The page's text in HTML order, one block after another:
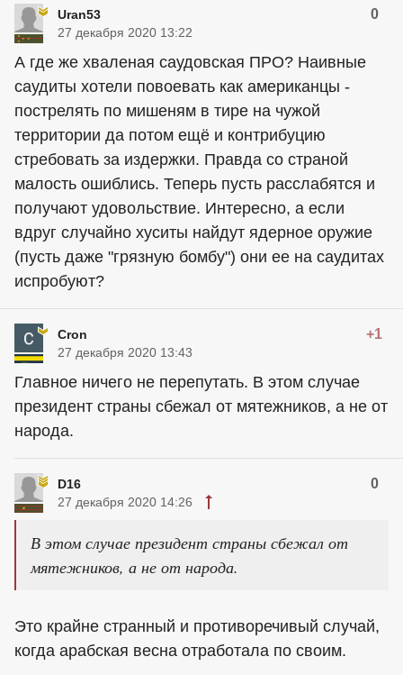
Uran53 0
27 декабря 2020 13:22
А где же хваленая саудовская ПРО? Наивные
саудиты хотели повоевать как американцы -
пострелять по мишеням в тире на чужой
территории да потом ещё и контрибуцию
стребовать за издержки. Правда со страной
малость ошиблись. Теперь пусть расслабятся и
получают удовольствие. Интересно, а если
вдруг случайно хуситы найдут ядерное оружие
(пусть даже "грязную бомбу") они ее на саудитах
испробуют?
Cron +1
27 декабря 2020 13:43
Главное ничего не перепутать. В этом случае
президент страны сбежал от мятежников, а не от
народа.
D16 0
27 декабря 2020 14:26
В этом случае президент страны сбежал от
мятежников, а не от народа.
Это крайне странный и противоречивый случай,
когда арабская весна отработала по своим.